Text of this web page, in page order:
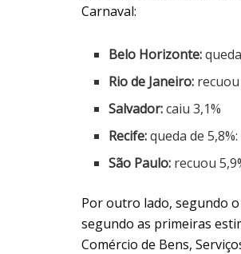
Carnaval:
Belo Horizonte:
Rio de Janeiro: recuou
Salvador:caiu 3,1%
Recife:queda de 5,8%:
São Paulo: recuou
Por outro lado, segundo
segundo as primeiras
Comércio de Bens,